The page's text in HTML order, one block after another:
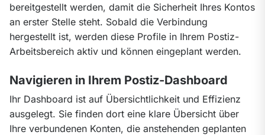
bereitgestellt werden, damit die Sicherheit Ihres Kontos
an erster Stelle steht. Sobald die Verbindung
hergestellt ist, werden diese Profile in Ihrem Postiz-
Arbeitsbereich aktiv und können eingeplant werden.
Navigieren in Ihrem Postiz-Dashboard
Ihr Dashboard ist auf Übersichtlichkeit und Effizienz
ausgelegt. Sie finden dort eine klare Übersicht über
Ihre verbundenen Konten, die anstehenden geplanten